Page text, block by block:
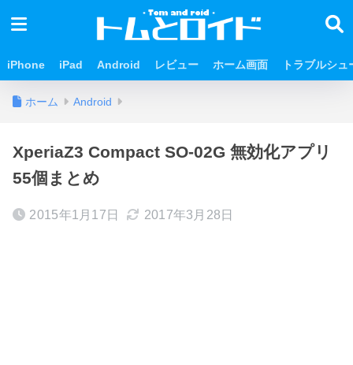
iPhone iPad Android レビュー ホーム画面 トラブルシュ
ホーム Android
XperiaZ3 Compact SO-02G 無効化アプリ
55個まとめ
2015年1月17日 2017年3月28日